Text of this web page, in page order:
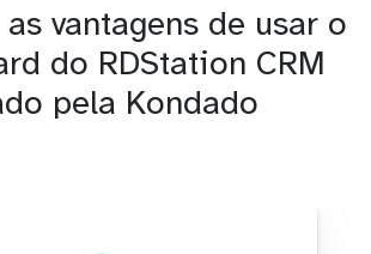
vantagens de usar o
do RDStation CRM
pela Kondado